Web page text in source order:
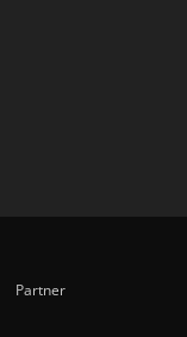
Partner